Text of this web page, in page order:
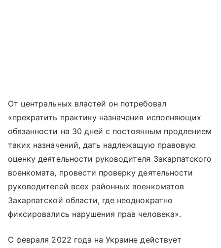
От центральных властей он потребовал
«прекратить практику назначения исполняющих
обязанности на 30 дней с постоянным продлением
таких назначений, дать надлежащую правовую
оценку деятельности руководителя Закарпатского
военкомата, провести проверку деятельности
руководителей всех районных военкоматов
Закарпатской области, где неоднократно
фиксировались нарушения прав человека».
С февраля 2022 года на Украине действует